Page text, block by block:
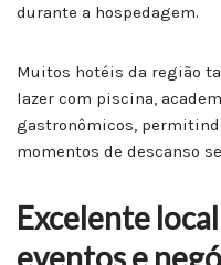
durante a hospedagem.
Muitos hotéis da região
lazer com piscina,
gastronômicos,
momentos de descanso
Excelente
eventos e